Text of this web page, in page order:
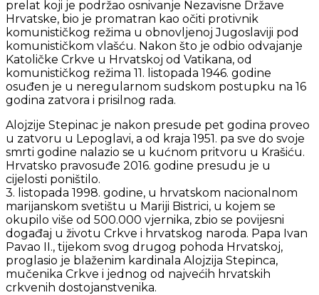
prelat koji je podržao osnivanje Nezavisne Države
Hrvatske, bio je promatran kao očiti protivnik
komunističkog režima u obnovljenoj Jugoslaviji pod
komunističkom vlašću. Nakon što je odbio odvajanje
Katoličke Crkve u Hrvatskoj od Vatikana, od
komunističkog režima 11. listopada 1946. godine
osuđen je u neregularnom sudskom postupku na 16
godina zatvora i prisilnog rada.
Alojzije Stepinac je nakon presude pet godina proveo
u zatvoru u Lepoglavi, a od kraja 1951. pa sve do svoje
smrti godine nalazio se u kućnom pritvoru u Krašiću.
Hrvatsko pravosuđe 2016. godine presudu je u
cijelosti poništilo.
3. listopada 1998. godine, u hrvatskom nacionalnom
marijanskom svetištu u Mariji Bistrici, u kojem se
okupilo više od 500.000 vjernika, zbio se povijesni
događaj u životu Crkve i hrvatskog naroda. Papa Ivan
Pavao II., tijekom svog drugog pohoda Hrvatskoj,
proglasio je blaženim kardinala Alojzija Stepinca,
mučenika Crkve i jednog od najvećih hrvatskih
crkvenih dostojanstvenika.